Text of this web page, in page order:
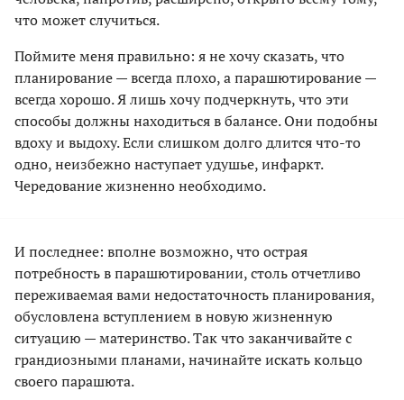
что может случиться.
Поймите меня правильно: я не хочу сказать, что
планирование — всегда плохо, а парашютирование —
всегда хорошо. Я лишь хочу подчеркнуть, что эти
способы должны находиться в балансе. Они подобны
вдоху и выдоху. Если слишком долго длится что-то
одно, неизбежно наступает удушье, инфаркт.
Чередование жизненно необходимо.
И последнее: вполне возможно, что острая
потребность в парашютировании, столь отчетливо
переживаемая вами недостаточность планирования,
обусловлена вступлением в новую жизненную
ситуацию — материнство. Так что заканчивайте с
грандиозными планами, начинайте искать кольцо
своего парашюта.